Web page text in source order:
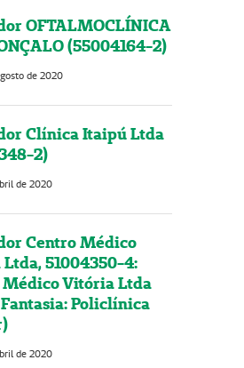
OFTALMOCLÍNICA
(55004164-2)
de 2020
Clínica Itaipú Ltda
2)
de 2020
Centro Médico
51004350-4:
Médico Vitória Ltda
Policlínica
de 2020